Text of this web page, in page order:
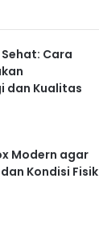
Cara
dan Kualitas
Modern agar
Kondisi Fisik